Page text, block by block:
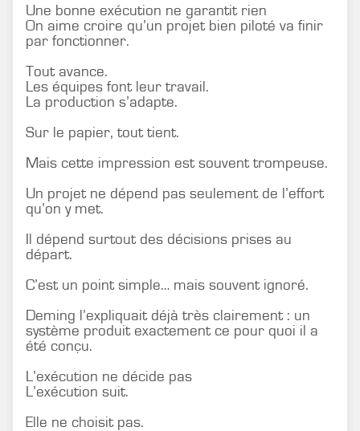
Une bonne exécution ne garantit rien
On aime croire qu’un projet bien piloté va finir
par fonctionner.
Tout avance.
Les équipes font leur travail.
La production s’adapte.
Sur le papier, tout tient.
Mais cette impression est souvent trompeuse.
Un projet ne dépend pas seulement de l’effort
qu’on y met.
Il dépend surtout des décisions prises au
départ.
C’est un point simple… mais souvent ignoré.
Deming l’expliquait déjà très clairement : un
système produit exactement ce pour quoi il a
été conçu.
L’exécution ne décide pas
L’exécution suit.
Elle ne choisit pas.